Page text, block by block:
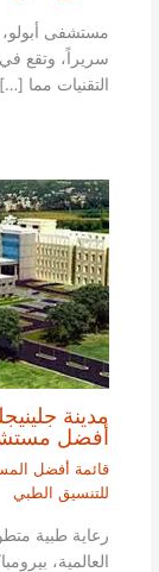
سريراً، وتقع
التقنيات مما […]
مدينة
أفضل
قائمة أفضل
للتنسيق الطبي
رعاية طبية
العالمية،